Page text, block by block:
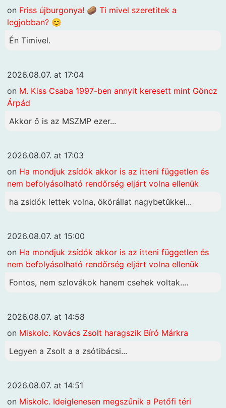
on Friss újburgonya! 🥔 Ti mivel szeretitek a
legjobban? 😊
Én Timivel.
2026.08.07. at 17:04
on M. Kiss Csaba 1997-ben annyit keresett mint Göncz
Árpád
Akkor ő is az MSZMP ezer...
2026.08.07. at 17:03
on Ha mondjuk zsídók akkor is az itteni független és
nem befolyásolható rendőrség eljárt volna ellenük
ha zsidók lettek volna, ökörállat nagybetűkkel...
2026.08.07. at 15:00
on Ha mondjuk zsídók akkor is az itteni független és
nem befolyásolható rendőrség eljárt volna ellenük
Fontos, nem szlovákok hanem csehek voltak....
2026.08.07. at 14:58
on Miskolc. Kovács Zsolt haragszik Bíró Márkra
Legyen a Zsolt a a zsótibácsi...
2026.08.07. at 14:51
on Miskolc. Ideiglenesen megszűnik a Petőfi téri